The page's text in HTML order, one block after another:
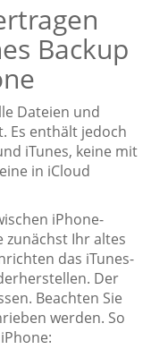
Backup
Dateien und
Es enthält jedoch
iTunes, keine mit
in iCloud
iPhone-
zunächst Ihr altes
das iTunes-
Der
Beachten Sie
werden. So